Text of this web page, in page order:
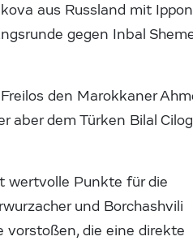
aus Russland mit
gegen Inbal
den Marokkaner
aber dem Türken Bilal
wertvolle Punkte für die
und Borchashvili
vorstoßen, die eine direkte